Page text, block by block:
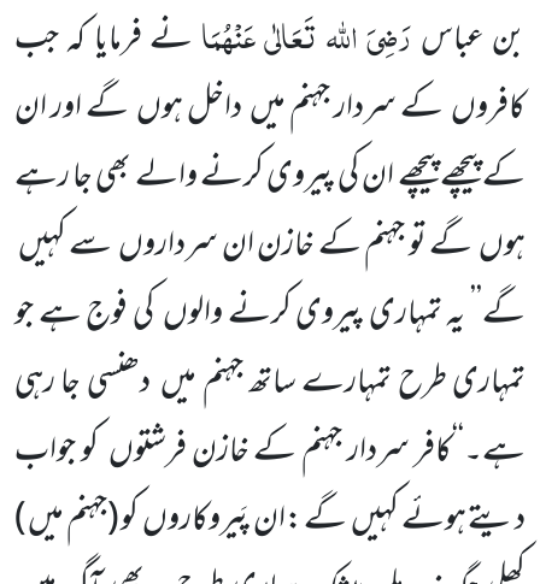
بن عباسرَضِیَ اللہ تَعَالٰی عَنْہُمَانے فرمایا کہ جب
کافروں کے سردار جہنم میں داخل ہوں گے اور ان
کے پیچھے پیچھے ان کی پیروی کرنے والے بھی جا رہے
ہوں گے تو جہنم کے خازن ان سرداروں سے کہیں
گے’’ یہ تمہاری پیروی کرنے والوں کی فوج ہے جو
تمہاری طرح تمہارے ساتھ جہنم میں دھنسی جا رہی
ہے۔‘‘کافر سردار جہنم کے خازن فرشتوں کو جواب
دیتے ہوئے کہیں گے :ان پَیروکاروں کو (جہنم میں )